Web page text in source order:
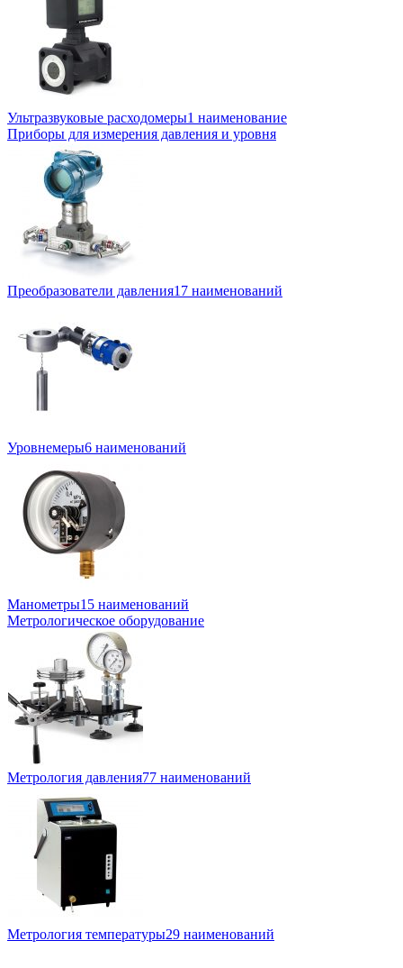
Ультразвуковые расходомеры1 наименование
Приборы для измерения давления и уровня
Преобразователи давления17 наименований
Уровнемеры6 наименований
Манометры15 наименований
Метрологическое оборудование
Метрология давления77 наименований
Метрология температуры29 наименований